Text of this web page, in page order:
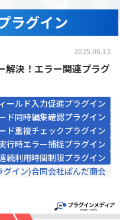
2025.06.12
解決！エラー関連プラグ
ールド入力促進プラグイン
ド同時編集確認プラグイン
ド重複チェックプラグイン
行時エラー捕捉プラグイン
続利用時間制限プラグイン
グイン)合同会社ぱんだ商会